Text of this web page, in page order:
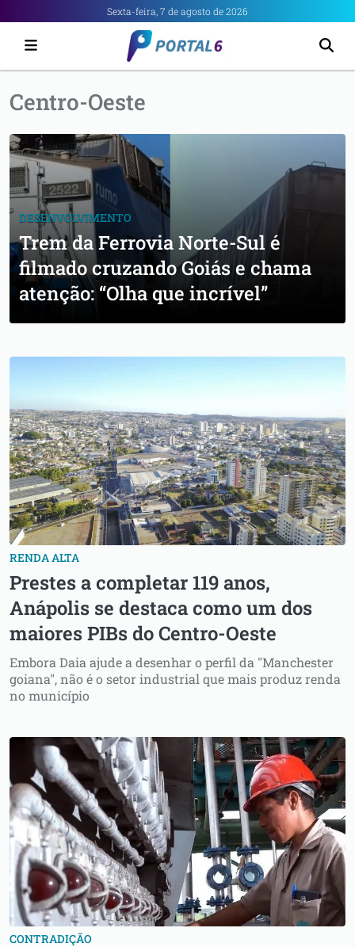
-
Notícias
Anápolis
Sexta-feira, 7 de agosto de 2026
Centro-Oeste
DESENVOLVIMENTO
Trem da Ferrovia Norte-Sul é
filmado cruzando Goiás e chama
atenção: “Olha que incrível”
RENDA ALTA
Prestes a completar 119 anos,
Anápolis se destaca como um dos
maiores PIBs do Centro-Oeste
Embora Daia ajude a desenhar o perfil da "Manchester
goiana", não é o setor industrial que mais produz renda
no município
CONTRADIÇÃO